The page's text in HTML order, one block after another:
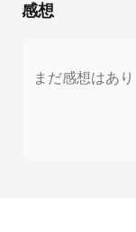
感想
まだ感想はあ